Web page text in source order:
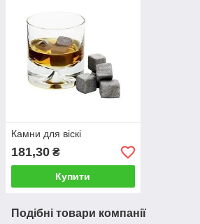
Камни для віскі
181,30 ₴
Купити
Подібні товари компанії